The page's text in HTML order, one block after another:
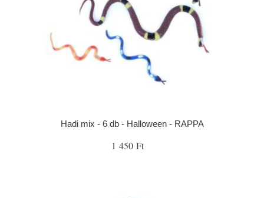
Hadi mix - 6 db - Halloween - RAPPA
1 450 Ft